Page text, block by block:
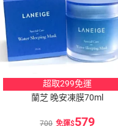
超取299免運
蘭芝 晚安凍膜70ml
700 免運 579